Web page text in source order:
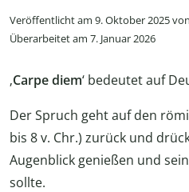
Veröffentlicht am 9. Oktober 2025 von
Überarbeitet am 7. Januar 2026
‚Carpe diem‘ bedeutet auf
Der Spruch geht auf den
bis 8 v. Chr.) zurück und
Augenblick genießen und
sollte.